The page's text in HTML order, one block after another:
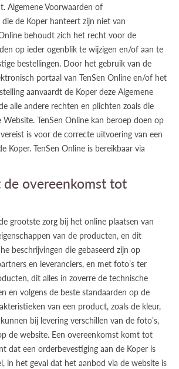
Algemene Voorwaarden of
de Koper hanteert zijn niet van
behoudt zich het recht voor de
op ieder ogenblik te wijzigen en/of aan te
bestellingen. Door het gebruik van de
portaal van TenSen Online en/of het
aanvaardt de Koper deze Algemene
alle andere rechten en plichten zoals die
TenSen Online kan beroep doen op
is voor de correcte uitvoering van een
Koper. TenSen Online is bereikbaar via
overeenkomst tot
grootste zorg bij het online plaatsen van
van de producten, en dit
beschrijvingen die gebaseerd zijn op
en leveranciers, en met foto’s ter
dit alles in zoverre de technische
en volgens de beste standaarden op de
van een product, zoals de kleur,
bij levering verschillen van de foto’s,
de website. Een overeenkomst komt tot
dat een orderbevestiging aan de Koper is
in het geval dat het aanbod via de website is